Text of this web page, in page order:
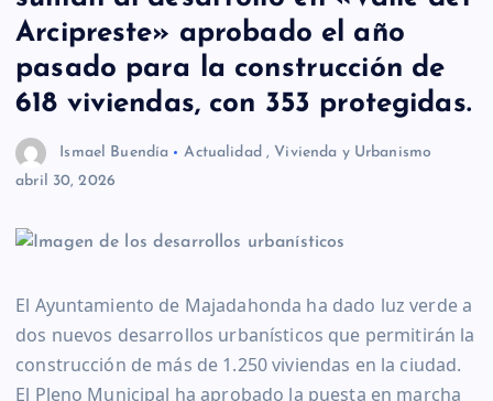
Arcipreste» aprobado el año
pasado para la construcción de
618 viviendas, con 353 protegidas.
Ismael Buendía Actualidad , Vivienda y Urbanismo
abril 30, 2026
El Ayuntamiento de Majadahonda ha dado luz verde a
dos nuevos desarrollos urbanísticos que permitirán la
construcción de más de 1.250 viviendas en la ciudad.
El Pleno Municipal ha aprobado la puesta en marcha